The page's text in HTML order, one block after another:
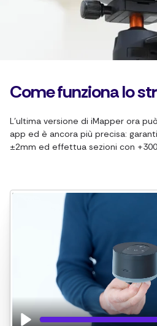
Come funziona lo
L'ultima versione di iMapper ora
app ed è ancora più precisa:
±2mm ed effettua sezioni con